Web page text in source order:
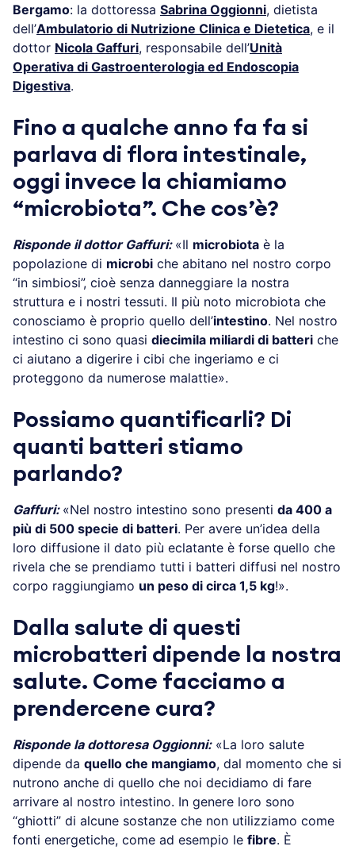
Bergamo: la dottoressa Sabrina Oggionni, dietista
dell’Ambulatorio di Nutrizione Clinica e Dietetica, e il
dottor Nicola Gaffuri, responsabile dell’Unità
Operativa di Gastroenterologia ed Endoscopia
Digestiva.
Fino a qualche anno fa fa si
parlava di flora intestinale,
oggi invece la chiamiamo
“microbiota”. Che cos’è?
Risponde il dottor Gaffuri: «Il microbiota è la
popolazione di microbi che abitano nel nostro corpo
“in simbiosi”, cioè senza danneggiare la nostra
struttura e i nostri tessuti. Il più noto microbiota che
conosciamo è proprio quello dell’intestino. Nel nostro
intestino ci sono quasi diecimila miliardi di batteri che
ci aiutano a digerire i cibi che ingeriamo e ci
proteggono da numerose malattie».
Possiamo quantificarli? Di
quanti batteri stiamo
parlando?
Gaffuri: «Nel nostro intestino sono presenti da 400 a
più di 500 specie di batteri. Per avere un’idea della
loro diffusione il dato più eclatante è forse quello che
rivela che se prendiamo tutti i batteri diffusi nel nostro
corpo raggiungiamo un peso di circa 1,5 kg!».
Dalla salute di questi
microbatteri dipende la nostra
salute. Come facciamo a
prendercene cura?
Risponde la dottoresa Oggionni:«La loro salute
dipende da quello che mangiamo, dal momento che si
nutrono anche di quello che noi decidiamo di fare
arrivare al nostro intestino. In genere loro sono
“ghiotti” di alcune sostanze che non utilizziamo come
fonti energetiche, come ad esempio le fibre. È